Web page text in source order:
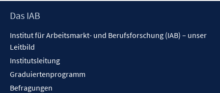
Footer
Das IAB
Institut für Arbeitsmarkt- und Berufsforschung (IAB) – unser
Leitbild
Institutsleitung
Graduiertenprogramm
Befragungen